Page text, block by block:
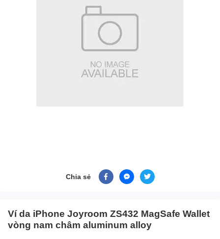
Chia sẻ
Ví da iPhone Joyroom ZS432 MagSafe Wallet
vòng nam châm aluminum alloy